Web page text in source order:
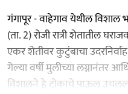
गंगापूर - वाहेगाव येथील
(ता. 2) रोजी रात्री शेतातील
एकर शेतीवर कुटुंबाचा
गेल्या वर्षी मुलीच्या लग्नानंतर
विशालने हे टोकाचे पाऊल